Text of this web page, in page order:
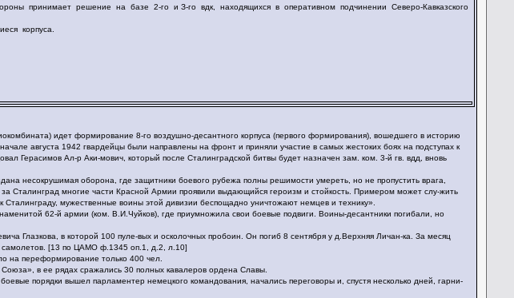
принимает решение на базе 2-го и З-го вдк, находящихся в оперативном подчинении Северо-Кавказского
корпуса.
идет формирование 8-го воздушно-десантного корпуса (первого формирования), вошедшего в историю
августа 1942 гвардейцы были направлены на фронт и приняли участие в самых жестоких боях на подступах к
Герасимов Ал-р Аки-мович, который после Сталинградской битвы будет назначен зам. ком. 3-й гв. вдд, вновь
несокрушимая оборона, где защитники боевого рубежа полны решимости умереть, но не пропустить врага,
Сталинград многие части Красной Армии проявили выдающийся героизм и стойкость. Примером может слу-жить
Сталинграду, мужественные воины этой дивизии беспощадно уничтожают немцев и технику».
62-й армии (ком. В.И.Чуйков), где приумножила свои боевые подвиги. Воины-десантники погибали, но
Глазкова, в которой 100 пуле-вых и осколочных пробоин. Он погиб 8 сентября у д.Верхняя Личан-ка. За месяц
самолетов. [13 по ЦАМО ф.1345 оп.1, д.2, л.10]
на переформирование только 400 чел.
в ее рядах сражались 30 полных кавалеров ордена Славы.
порядки вышел парламентер немецкого командования, начались переговоры и, спустя несколько дней, гарни-